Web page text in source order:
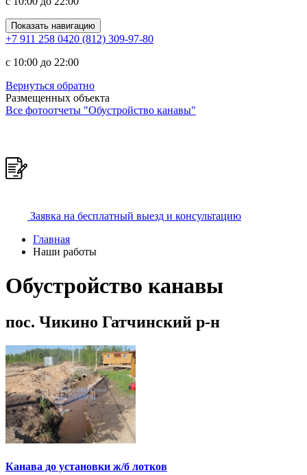
Показать навигацию
+7 911 258 0420 (812) 309-97-80
c 10:00 до 22:00
Вернуться обратно
Размещенных объекта
Все фотоотчеты "Обустройство канавы"
Заявка на бесплатный выезд и консультацию
Главная
Наши работы
Обустройство канавы
пос. Чикино Гатчинский р-н
Канава до установки ж/б лотков